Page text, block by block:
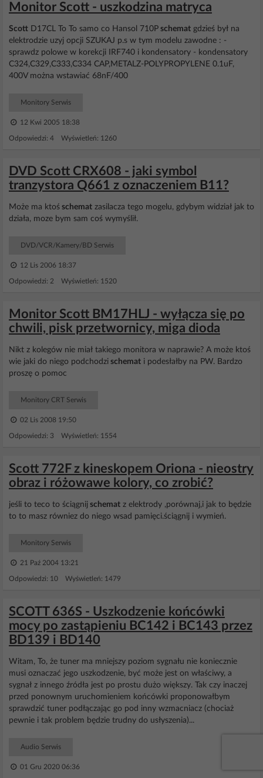
Monitor Scott - uszkodzina matryca
Scott D17CL To To samo co Hansol 710P schemat gdzieś był na
elektrodzie uzyj opcji SZUKAJ p.s w tym modelu zawodne : -
sprawdz polowe w korekcji IRF740 i kondensatory - kondensatory
C324,C329,C333,C334 CAP,METALZ-POLYPROPYLENE 0.1uF,
400V można wstawiać 68nF/400
Monitory Serwis
12 Kwi 2005 18:38
Odpowiedzi: 4 Wyświetleń: 1260
DVD Scott CRX608 - jaki symbol
tranzystora Q661 z oznaczeniem B11?
Może ma ktoś schemat zasilacza tego mogelu, gdybym widział jak to
działa, moze bym sam coś wymyślił.
DVD/VCR/Kamery/BD Serwis
12 Lis 2006 18:37
Odpowiedzi: 2 Wyświetleń: 1520
Monitor Scott BM17HLJ - wyłącza się po
chwili, pisk przetwornicy, miga dioda
Nikt z kolegów nie miał takiego monitora w naprawie? A może ktoś
wie jaki do niego podchodzi schemat i podesłałby na PW. Bardzo
proszę o pomoc
Monitory CRT Serwis
02 Lis 2008 19:50
Odpowiedzi: 3 Wyświetleń: 1554
Scott 772F z kineskopem Oriona - nieostry
obraz i różowawe kolory, co zrobić?
jeśli to teco to ściągnij schemat z elektrody ,porównaj,i jak to będzie
to to masz równiez do niego wsad pamięci.ściągnij i wymień.
Monitory Serwis
21 Paź 2004 13:21
Odpowiedzi: 10 Wyświetleń: 1479
SCOTT 636S - Uszkodzenie końcówki
mocy po zastąpieniu BC142 i BC143 przez
BD139 i BD140
Witam, To, że tuner ma mniejszy poziom sygnału nie koniecznie
musi oznaczać jego uszkodzenie, być może jest on właściwy, a
sygnał z innego źródła jest po prostu dużo większy. Tak czy inaczej
przed ponownym uruchomieniem końcówki proponowałbym
sprawdzić tuner podłączając go pod inny wzmacniacz (chociaż
pewnie i tak problem będzie trudny do usłyszenia)...
Audio Serwis
01 Gru 2020 06:36